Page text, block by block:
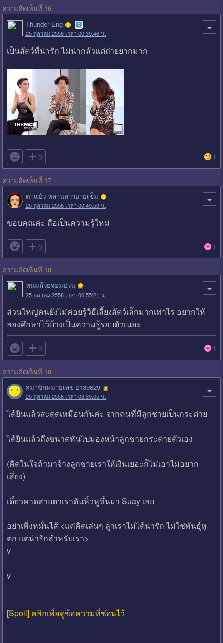
ความคิดเห็นที่ 16
Thunder Eng
25 ตุลาคม 2558 เวลา 00:39:46 น.
เป็นสัตว์ที่น่ารัก ไม่น่ากลัวแต่ถ่ายยากมาก
 0 1
ความคิดเห็นที่ 17
ตาแป๋ว หลานสาวยายเข็ม
25 ตุลาคม 2558 เวลา 00:49:59 น.
ขอบคุณค่ะ ถือเป็นความรู้ใหม่
 0 1
ความคิดเห็นที่ 18
หนมถ้วยจอมป่วน
25 ตุลาคม 2558 เวลา 00:55:21 น.
ส่วนใหญ่คนยังไม่ค่อยรู้วิธีเลี้ยงสัตว์เล็กมากเท่าไร อยากให้
ลองศึกษาไว้บ้างเป็นความรู้รอบตัวเนอะ
 0 1
ความคิดเห็นที่ 19
สมาชิกหมายเลข 2139829
25 ตุลาคม 2558 เวลา 03:39:05 น.
ได้ยินแล้วสะดุดเหมือนกันค่ะ จากคนที่มีลูกชายเป็นกระต่าย
ได้ยินแล้วถึงขนาดหันไปมองหน้าลูกชายกระต่ายตัวเอง
(คิดในใจถ้ามาจ้างลูกชายเราให้เงินเยอะก็ไม่เอาไม่อยาก
เสี่ยง)
เดี๋ยวคาดสายตาเราดันหิ้วหูขึ้นมา Suay เลย
อย่าเพิ่งหมั่นไส้ <แค่คิดเล่นๆ ลูกเราไม่ได้น่ารัก ไม่ใช่พันธุ์หู
ตก แต่น่ารักสำหรับเรา>
v
v
[Spoil] คลิกเพื่อดูข้อความที่ซ่อนไว้